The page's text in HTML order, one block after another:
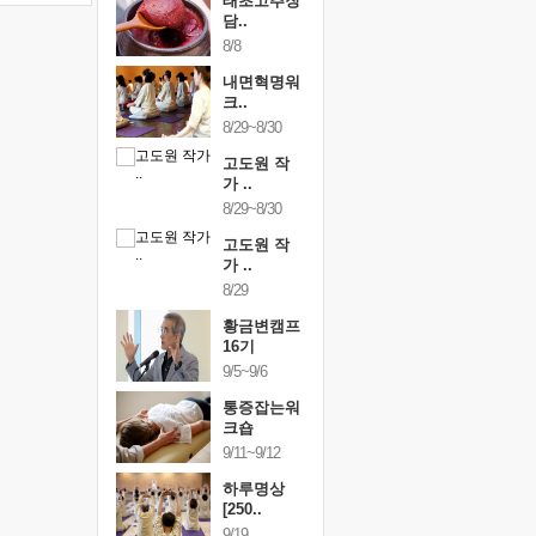
담..
8/8
내면혁명워
크..
8/29~8/30
고도원 작
가 ..
8/29~8/30
고도원 작
가 ..
8/29
황금변캠프
16기
9/5~9/6
통증잡는워
크숍
9/11~9/12
하루명상
[250..